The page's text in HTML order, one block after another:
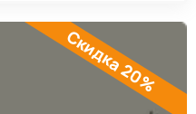
Скидка 20%